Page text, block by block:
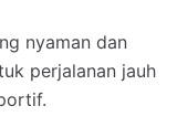
nyaman dan
perjalanan jauh